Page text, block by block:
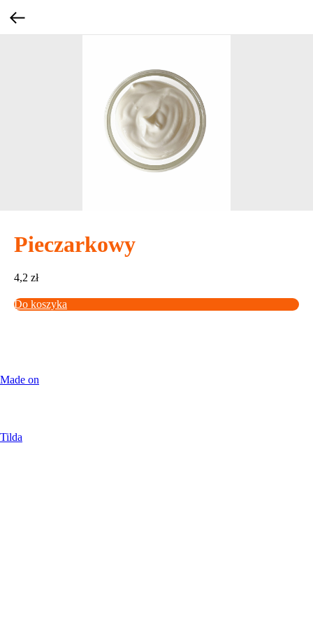
Pieczarkowy
4,2 zł
Do koszyka
Made on
Tilda